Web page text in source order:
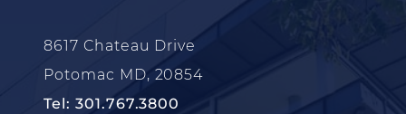
8617 Chateau Drive
Potomac MD, 20854
Tel: 301.767.3800